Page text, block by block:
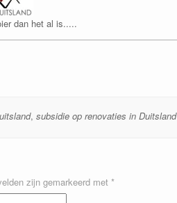
dan het al is.....
, subsidie op renovaties in Duitsland
zijn gemarkeerd met *